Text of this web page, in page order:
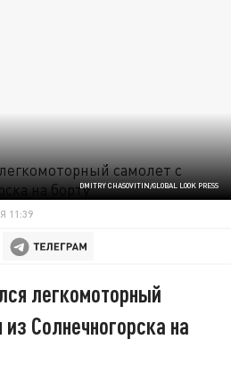
DMITRY CHASOVITIN/GLOBAL LOOK PRESS
11:39
легкомоторный
Солнечногорска на